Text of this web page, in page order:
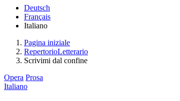
Deutsch
Français
Italiano
Pagina iniziale
RepertorioLetterario
Scrivimi dal confine
Opera Prosa
Italiano